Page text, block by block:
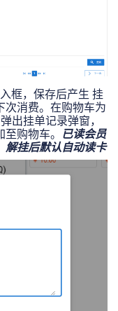
框，保存后产生 挂
次消费。在购物车为
出挂单记录弹窗，
购物车。
已读会员
解挂后默认自动读卡